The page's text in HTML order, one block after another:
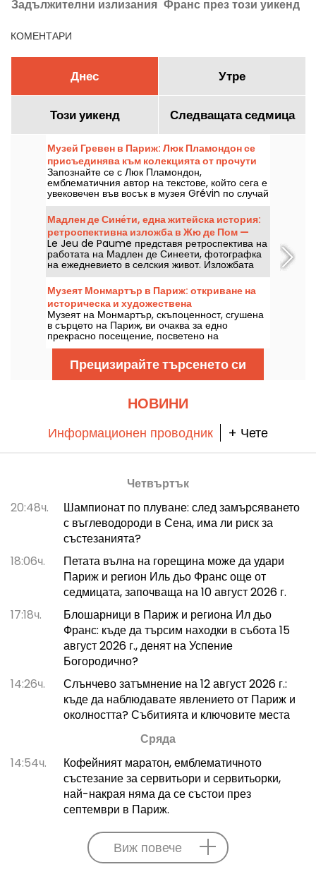
Задължителни излизания Франс през този уикенд
КОМЕНТАРИ
Днес Утре
Този уикенд Следващата седмица
Музей Гревен в Париж: Люк Пламондон се
присъединява към колекцията от прочути
личности
Запознайте се с Люк Пламондон,
емблематичния автор на текстове, който сега е
увековечен във восък в музея Grévin по случай
25-годишнината на Нотр Дам дьо Пари.
Мадлен де Сине́ти, една житейска история:
ретроспективна изложба в Жю де Пом —
нашите снимки
Le Jeu de Paume представя ретроспектива на
работата на Мадлен де Синеети, фотографка
на ежедневието в селския живот. Изложбата
«Une vie» може да бъде разгледана от 12 юни
до 27 септември 2026 г.
Музеят Монмартър в Париж: откриване на
историческа и художествена
съкровищница
Музеят на Монмартър, скъпоценност, сгушена
в сърцето на Париж, ви очаква за едно
прекрасно посещение, посветено на
известните художници от този район.
Запознайте се с увлекателната история на
този музей в 18-и район, в който се намират
творби на художници като Огюст Реноар и
годишно този музей предлага незабравимо
пътешествие из изкуството и културата на
Прецизирайте търсенето си
НОВИНИ
Информационен проводник + Чете
Четвъртък
20:48ч.
Шампионат по плуване: след замърсяването
с въглеводороди в Сена, има ли риск за
състезанията?
18:06ч.
Петата вълна на горещина може да удари
Париж и регион Иль дьо Франс още от
седмицата, започваща на 10 август 2026 г.
17:18ч.
Блошарници в Париж и региона Ил дьо
Франс: къде да търсим находки в събота 15
август 2026 г., денят на Успение
Богородично?
14:26ч.
Слънчево затъмнение на 12 август 2026 г.:
къде да наблюдавате явлението от Париж и
околността? Събитията и ключовите места
Сряда
14:54ч.
Кофейният маратон, емблематичното
състезание за сервитьори и сервитьорки,
най-накрая няма да се състои през
септември в Париж.
Виж повече